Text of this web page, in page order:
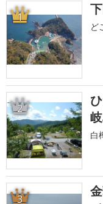
1
ど
2
白
3